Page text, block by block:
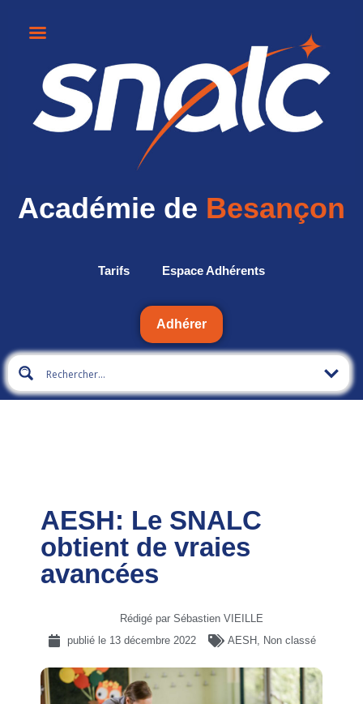
Académie de Besançon
Tarifs Espace Adhérents
Adhérer
AESH: Le SNALC
obtient de vraies
avancées
Rédigé par Sébastien VIEILLE
publié le 13 décembre 2022 AESH , Non classé